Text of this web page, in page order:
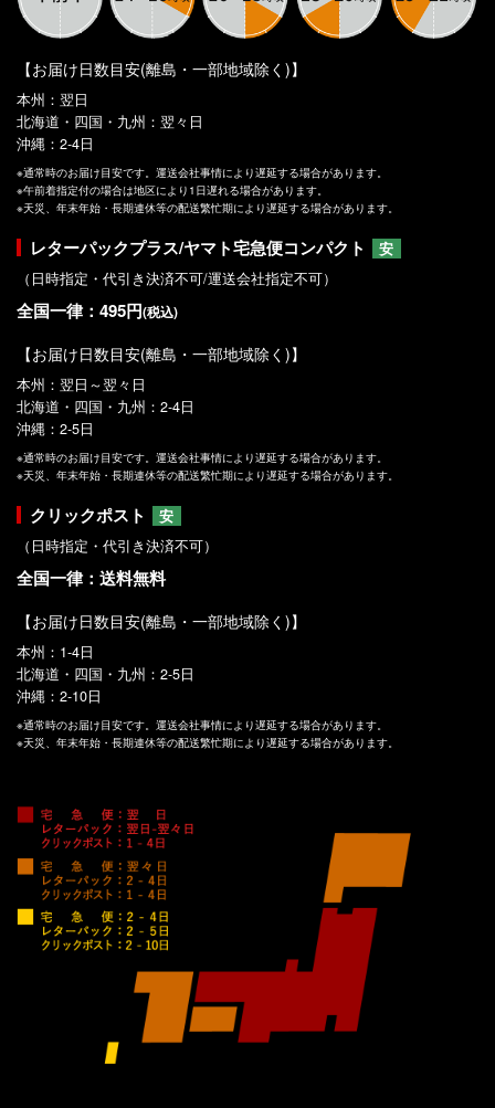
【お届け日数目安(離島・一部地域除く)】
本州：翌日
北海道・四国・九州：翌々日
沖縄：2-4日
※通常時のお届け目安です。運送会社事情により遅延する場合があります。
※午前着指定付の場合は地区により1日遅れる場合があります。
※天災、年末年始・長期連休等の配送繁忙期により遅延する場合があります。
レターパックプラス/ヤマト宅急便コンパクト
安
（日時指定・代引き決済不可/運送会社指定不可）
全国一律：495円(税込)
【お届け日数目安(離島・一部地域除く)】
本州：翌日～翌々日
北海道・四国・九州：2-4日
沖縄：2-5日
※通常時のお届け目安です。運送会社事情により遅延する場合があります。
※天災、年末年始・長期連休等の配送繁忙期により遅延する場合があります。
クリックポスト
安
（日時指定・代引き決済不可）
全国一律：送料無料
【お届け日数目安(離島・一部地域除く)】
本州：1-4日
北海道・四国・九州：2-5日
沖縄：2-10日
※通常時のお届け目安です。運送会社事情により遅延する場合があります。
※天災、年末年始・長期連休等の配送繁忙期により遅延する場合があります。